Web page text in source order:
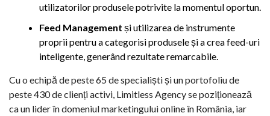
utilizatorilor produsele potrivite la momentul oportun.
Feed Management și utilizarea de instrumente
proprii pentru a categorisi produsele și a crea feed-uri
inteligente, generând rezultate remarcabile.
Cu o echipă de peste 65 de specialiști și un portofoliu de
peste 430 de clienți activi, Limitless Agency se poziționează
ca un lider în domeniul marketingului online în România, iar